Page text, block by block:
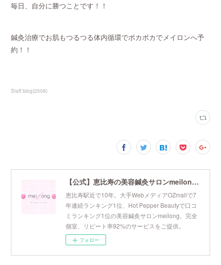
毎日、自分に勝つことです！！
鍼灸治療でお肌もつるつる体内循環でポカポカでメイロンへ予
約！！
Staff blog(2508)
【公式】恵比寿の美容鍼灸サロンmeilong｜ツボを押さえた針・お灸の治療で美容と健康を叶えます
恵比寿駅近で10年。大手WebメディアOZmallで7
年連続ランキング1位、Hot Pepper Beautyで口コ
ミランキング1位の美容鍼灸サロンmeilong。完全
個室、リピート率92%のサービスをご提供。
フォロー